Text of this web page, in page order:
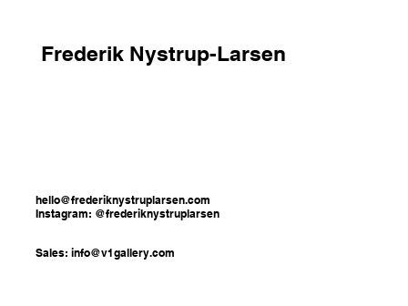
Frederik Nystrup-Larsen
hello@frederiknystruplarsen.com
Instagram: @frederiknystruplarsen
Sales: info@v1gallery.com